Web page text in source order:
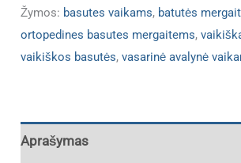
Žymos: basutes vaikams, batutės
ortopedines basutes mergaitems,
vaikiškos basutės,vasarinė avalynė
Aprašymas